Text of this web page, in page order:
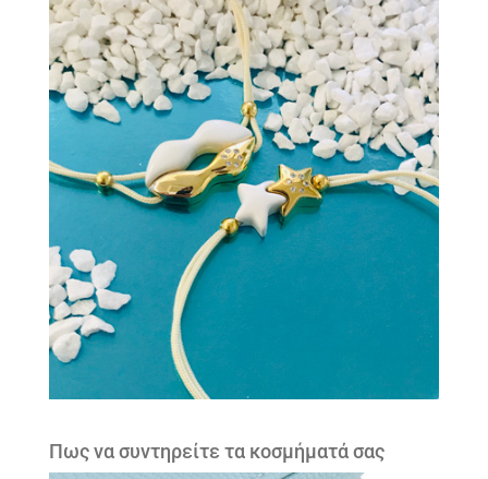
Πως να συντηρείτε τα κοσμήματά σας